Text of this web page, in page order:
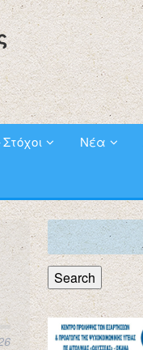
Νέα
Search
for:
Search